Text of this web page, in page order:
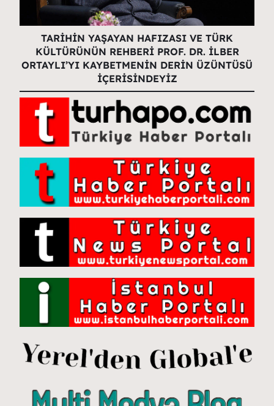
TARİHİN YAŞAYAN HAFIZASI VE TÜRK
KÜLTÜRÜNÜN REHBERİ PROF. DR. İLBER
ORTAYLI’YI KAYBETMENİN DERİN ÜZÜNTÜSÜ
İÇERİSİNDEYİZ